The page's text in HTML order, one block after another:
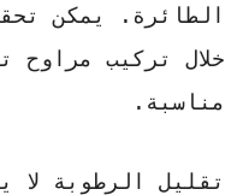
الطائرة.
يمكن
خلال تركيب مراوح
مناسبة .
تقليل الرطوبة لا